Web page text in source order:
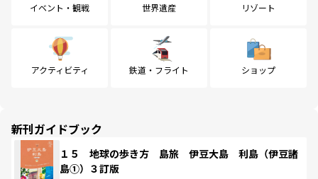
イベント・観戦 世界遺産 リゾート
アクティビティ 鉄道・フライト ショップ
新刊ガイドブック
１５ 地球の歩き方 島旅 伊豆大島 利島（伊豆諸
島①）３訂版